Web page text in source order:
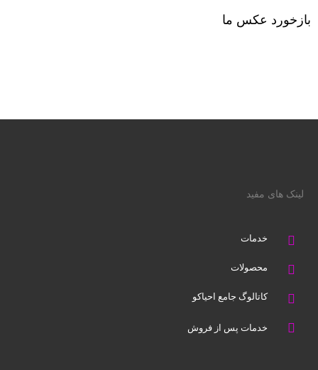
بازخورد عکس ما
لینک های مفید
خدمات
محصولات
کاتالوگ جامع احیاکو
خدمات پس از فروش